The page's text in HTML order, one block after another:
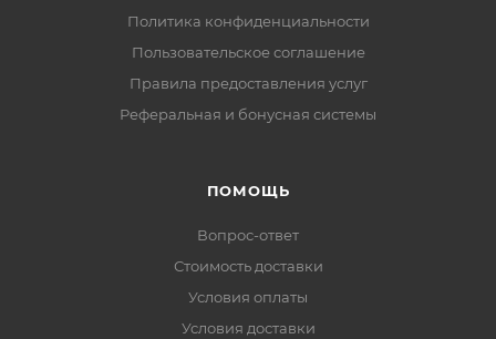
Политика конфиденциальности
Пользовательское соглашение
Правила предоставления услуг
Реферальная и бонусная системы
ПОМОЩЬ
Вопрос-ответ
Стоимость доставки
Условия оплаты
Условия доставки